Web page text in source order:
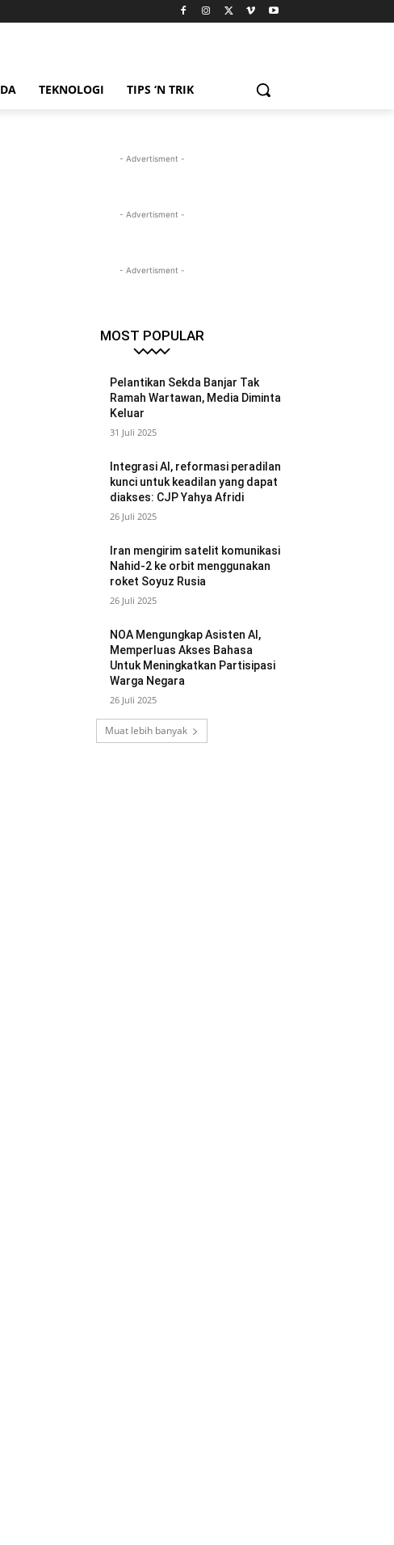
TEKNOLOGI TIPS ‘N TRIK
- Advertisment -
- Advertisment -
- Advertisment -
MOST POPULAR
Pelantikan Sekda Banjar Tak
Ramah Wartawan, Media Diminta
Keluar
31 Juli 2025
Integrasi AI, reformasi peradilan
kunci untuk keadilan yang dapat
diakses: CJP Yahya Afridi
26 Juli 2025
Iran mengirim satelit komunikasi
Nahid-2 ke orbit menggunakan
roket Soyuz Rusia
26 Juli 2025
NOA Mengungkap Asisten AI,
Memperluas Akses Bahasa
Untuk Meningkatkan Partisipasi
Warga Negara
26 Juli 2025
Muat lebih banyak